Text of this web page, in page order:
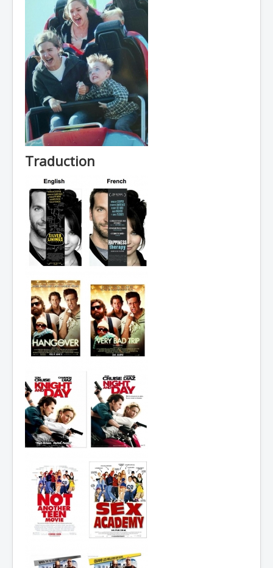
Traduction